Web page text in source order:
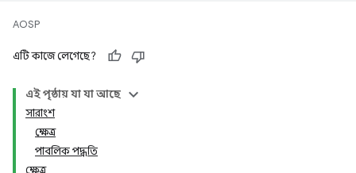
AOSP
এটি কাজে লেগেছে?
এই পৃষ্ঠায় যা যা আছে
সারাংশ
ক্ষেত্র
পাবলিক পদ্ধতি
ক্ষেত্র